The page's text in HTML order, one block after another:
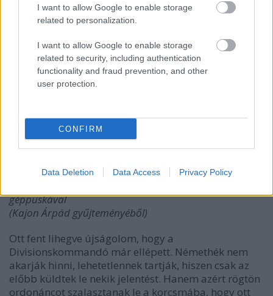
I want to allow Google to enable storage
related to personalization.
I want to allow Google to enable storage
related to security, including authentication
functionality and fraud prevention, and other
user protection.
CONFIRM
Data Deletion Data Access Privacy Policy
géppuskával
(Kajon Árpád gyűjteményéből)
Ott fent lihegve újságolom, hogy a
Divisionskommandó már ellépett. Némethék nem
akarják hinni, lehetetlennek tartják, hiszen csak az
előbb küldtek le nekik jelentést. Hanem azért rögtön
ordonáncot szalasztanak le a korcsmába, hogy ott